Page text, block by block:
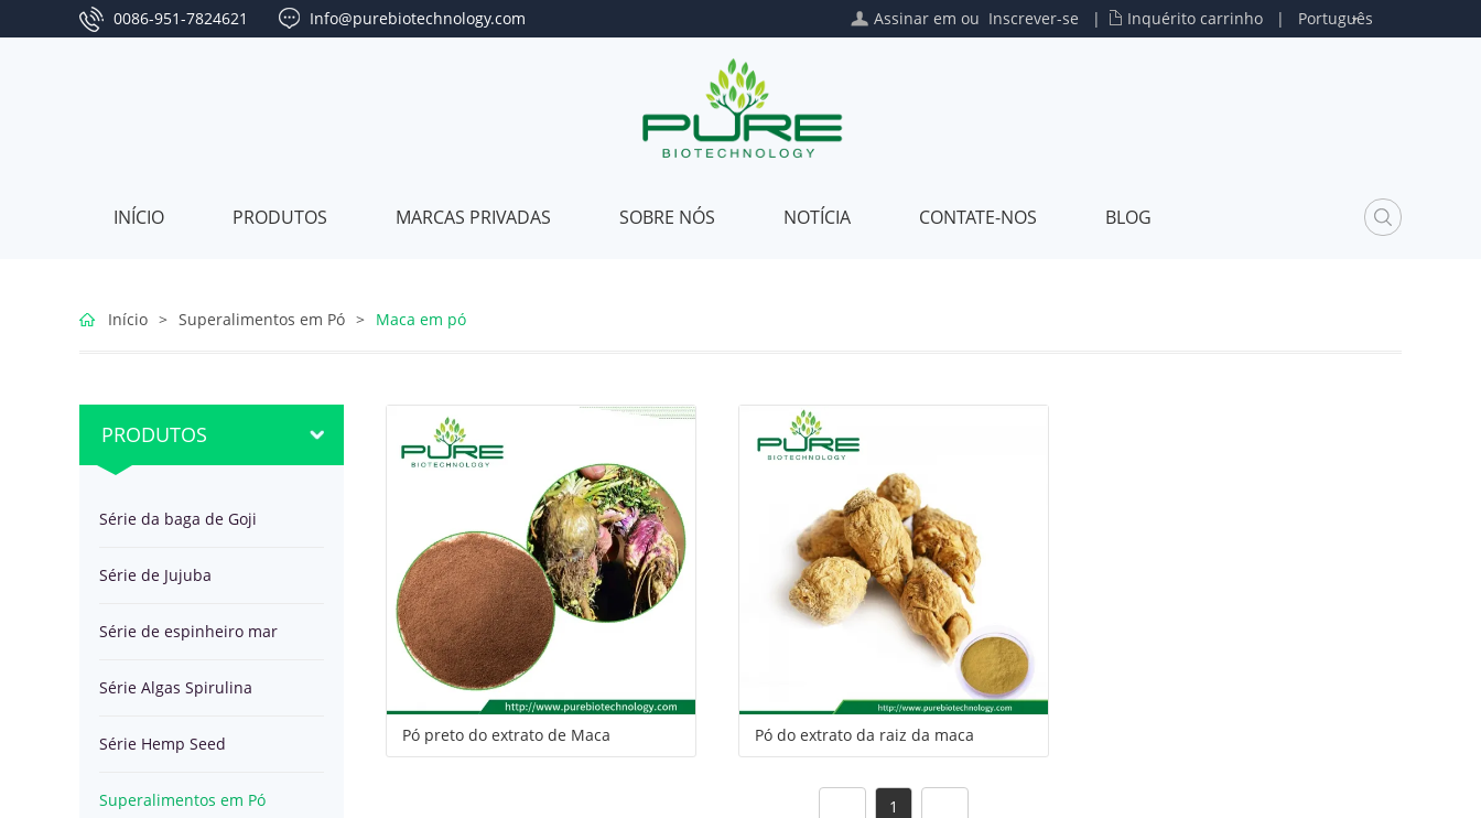
Português
|
Inquérito carrinho
|
Assinar em ou Inscrever-se
0086-951-7824621 Info@purebiotechnology.com
INÍCIO PRODUTOS
baga
de
de
Jujuba
Série
de Série
Superalimentos
MARCAS PRIVADAS
PrivadoMistura
de
clientes
SOBRE NÓS
qualidade
Nosso
certificado
Nosso
serviço
NOTÍCIA CONTATE-NOS BLOG
Início > Superalimentos em Pó > Maca em pó
PRODUTOS
Série da baga de Goji
Série de Jujuba
Série de espinheiro mar
Série Algas Spirulina
Série Hemp Seed
Superalimentos em Pó
Pó preto do extrato de Maca Pó do extrato da raiz da maca
1